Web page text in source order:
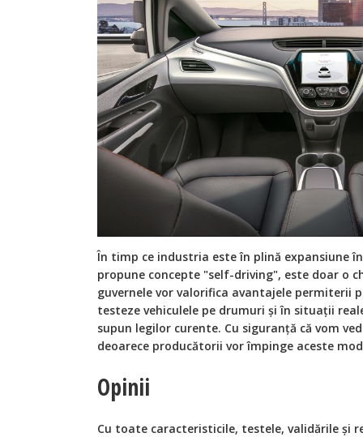
În timp ce industria este în plină expansiune
propune concepte "self-driving", este doar o
guvernele vor valorifica avantajele permiterii
testeze vehiculele pe drumuri și în situații
supun legilor curente. Cu siguranță că vom
deoarece producătorii vor împinge aceste
Opinii
Cu toate caracteristicile, testele, validările și